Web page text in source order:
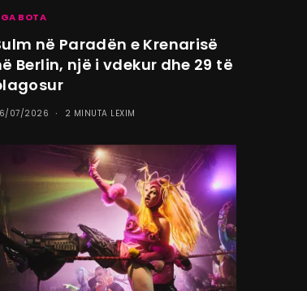
BOTA
në Paradën e Krenarisë
Berlin, një i vdekur dhe 29 të
07/2026 2 MINUTA LEXIM